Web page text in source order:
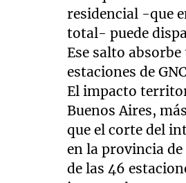
residencial -que
total- puede
Ese salto
estaciones de
El impacto
Buenos Aires,
que el corte del
en la provincia de
de las 46